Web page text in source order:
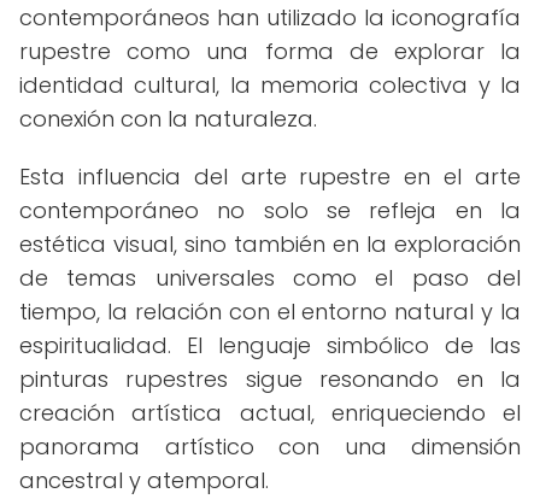
contemporáneos han utilizado la iconografía
rupestre como una forma de explorar la
identidad cultural, la memoria colectiva y la
conexión con la naturaleza.
Esta influencia del arte rupestre en el arte
contemporáneo no solo se refleja en la
estética visual, sino también en la exploración
de temas universales como el paso del
tiempo, la relación con el entorno natural y la
espiritualidad. El lenguaje simbólico de las
pinturas rupestres sigue resonando en la
creación artística actual, enriqueciendo el
panorama artístico con una dimensión
ancestral y atemporal.